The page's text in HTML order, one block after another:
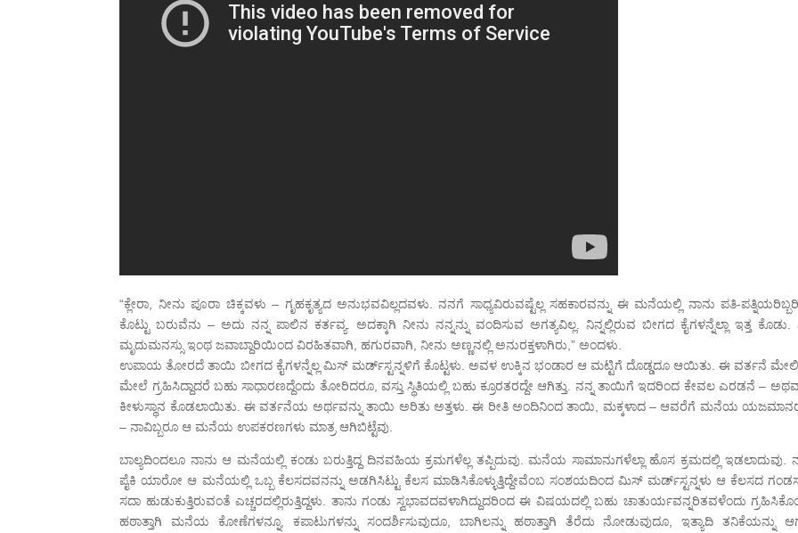
“ಕ್ಲೇರಾ, ನೀನು ಪೂರಾ ಚಿಕ್ಕವಳು – ಗೃಹಕೃತ್ಯದ ಅನುಭವವಿಲ್ಲದವಳು. ನನಗೆ ಸಾಧ್ಯವಿರುವಷ್ಟೆಲ್ಲ ಸಹಕಾರವನ್ನು ಈ ಮನೆಯಲ್ಲಿ ನಾನು ಪತಿ-
ಕೊಟ್ಟು ಬರುವೆನು – ಅದು ನನ್ನ ಪಾಲಿನ ಕರ್ತವ್ಯ. ಅದಕ್ಕಾಗಿ ನೀನು ನನ್ನನ್ನು ವಂದಿಸುವ ಅಗತ್ಯವಿಲ್ಲ. ನಿನ್ನಲ್ಲಿರುವ ಬೀಗದ ಕೈಗಳನ್ನೆಲ್ಲಾ ಇತ್ತ ಕೊಡು.
ಮೃದುಮನಸ್ಸು ಇಂಥ ಜವಾಬ್ದಾರಿಯಿಂದ ವಿರಹಿತವಾಗಿ, ಹಗುರವಾಗಿ, ನೀನು ಅಣ್ಣನಲ್ಲಿ ಅನುರಕ್ತಳಾಗಿರು,” ಅಂದಳು.
ಉಪಾಯ ತೋರದೆ ತಾಯಿ ಬೀಗದ ಕೈಗಳನ್ನೆಲ್ಲ ಮಿಸ್ ಮರ್ಡ್‍ಸ್ಟನ್ನಳಿಗೆ ಕೊಟ್ಟಳು. ಅವಳ ಉಕ್ಕಿನ ಭಂಡಾರ ಆ ಮಟ್ಟಿಗೆ ದೊಡ್ಡದೂ ಆಯಿತು. ಈ ವರ್ತನೆ
ಮೇಲೆ ಗ್ರಹಿಸಿದ್ದಾದರೆ ಬಹು ಸಾಧಾರಣದ್ದೆಂದು ತೋರಿದರೂ, ವಸ್ತು ಸ್ಥಿತಿಯಲ್ಲಿ ಬಹು ಕ್ರೂರತರದ್ದೇ ಆಗಿತ್ತು. ನನ್ನ ತಾಯಿಗೆ ಇದರಿಂದ ಕೇವಲ ಎರಡನೆ –
ಕೀಳುಸ್ಥಾನ ಕೊಡಲಾಯಿತು. ಈ ವರ್ತನೆಯ ಅರ್ಥವನ್ನು ತಾಯಿ ಅರಿತು ಅತ್ತಳು. ಈ ರೀತಿ ಅಂದಿನಿಂದ ತಾಯಿ, ಮಕ್ಕಳಾದ – ಆವರೆಗೆ ಮನೆಯ
– ನಾವಿಬ್ಬರೂ ಆ ಮನೆಯ ಉಪಕರಣಗಳು ಮಾತ್ರ ಆಗಿಬಿಟ್ಟೆವು.
ಬಾಲ್ಯದಿಂದಲೂ ನಾನು ಆ ಮನೆಯಲ್ಲಿ ಕಂಡು ಬರುತ್ತಿದ್ದ ದಿನವಹಿಯ ಕ್ರಮಗಳೆಲ್ಲ ತಪ್ಪಿದುವು. ಮನೆಯ ಸಾಮಾನುಗಳೆಲ್ಲಾ ಹೊಸ ಕ್ರಮದಲ್ಲಿ ಇಡಲಾದುವು.
ಪೈಕಿ ಯಾರೋ ಆ ಮನೆಯಲ್ಲಿ ಒಬ್ಬ ಕೆಲಸದವನನ್ನು ಅಡಗಿಸಿಟ್ಟು ಕೆಲಸ ಮಾಡಿಸಿಕೊಳ್ಳುತ್ತಿದ್ದೇವೆಂಬ ಸಂಶಯದಿಂದ ಮಿಸ್ ಮರ್ಡ್‍ಸ್ಟನ್ನಳು ಆ ಕೆಲಸದ
ಸದಾ ಹುಡುಕುತ್ತಿರುವಂತೆ ಎಚ್ಚರದಲ್ಲಿರುತ್ತಿದ್ದಳು. ತಾನು ಗಂಡು ಸ್ವಭಾವದವಳಾಗಿದ್ದುದರಿಂದ ಈ ವಿಷಯದಲ್ಲಿ ಬಹು ಚಾತುರ್ಯವನ್ನರಿತವಳೆಂದು
ಹಠಾತ್ತಾಗಿ ಮನೆಯ ಕೋಣೆಗಳನ್ನೂ, ಕಪಾಟುಗಳನ್ನು ಸಂದರ್ಶಿಸುವುದೂ, ಬಾಗಿಲನ್ನು ಹಠಾತ್ತಾಗಿ ತೆರೆದು ನೋಡುವುದೂ, ಇತ್ಯಾದಿ ತನಿಕೆಯನ್ನು